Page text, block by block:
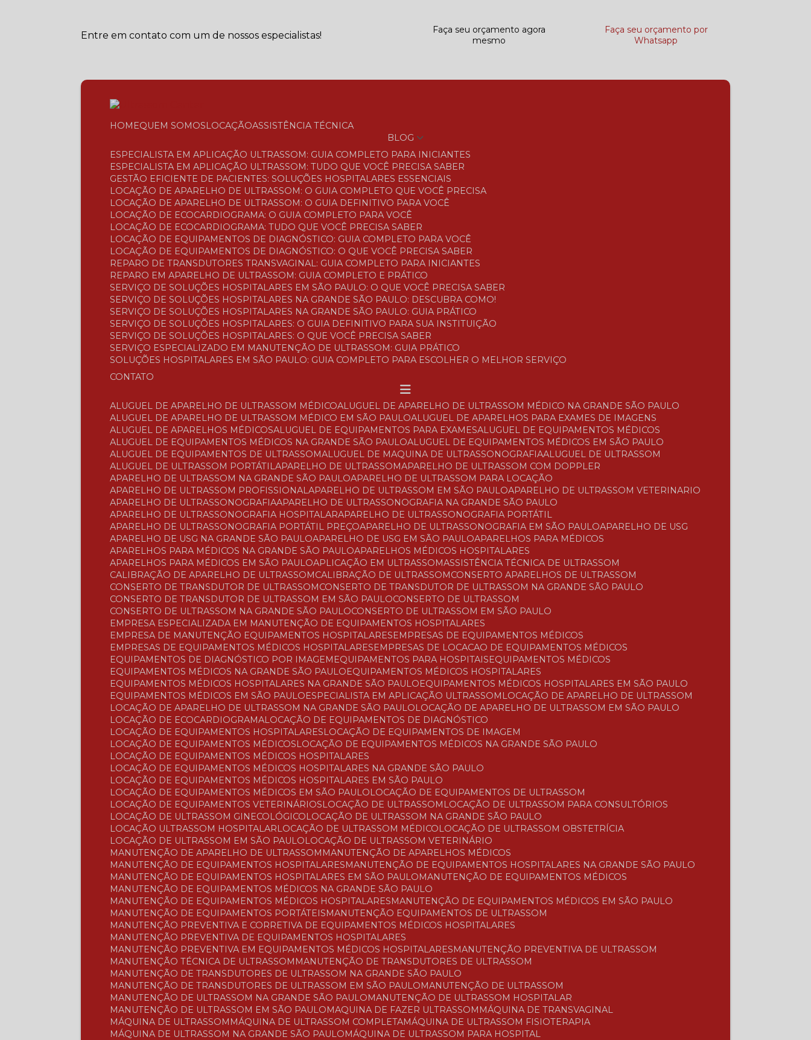
Entre em contato com um de nossos especialistas!
Faça seu orçamento agora
mesmo
Faça seu orçamento por
Whatsapp
HOME QUEM SOMOS LOCAÇÃO ASSISTÊNCIA TÉCNICA
BLOG
ESPECIALISTA EM APLICAÇÃO ULTRASSOM: GUIA COMPLETO PARA INICIANTES
ESPECIALISTA EM APLICAÇÃO ULTRASSOM: TUDO QUE VOCÊ PRECISA SABER
GESTÃO EFICIENTE DE PACIENTES: SOLUÇÕES HOSPITALARES ESSENCIAIS
LOCAÇÃO DE APARELHO DE ULTRASSOM: O GUIA COMPLETO QUE VOCÊ PRECISA
LOCAÇÃO DE APARELHO DE ULTRASSOM: O GUIA DEFINITIVO PARA VOCÊ
LOCAÇÃO DE ECOCARDIOGRAMA: O GUIA COMPLETO PARA VOCÊ
LOCAÇÃO DE ECOCARDIOGRAMA: TUDO QUE VOCÊ PRECISA SABER
LOCAÇÃO DE EQUIPAMENTOS DE DIAGNÓSTICO: GUIA COMPLETO PARA VOCÊ
LOCAÇÃO DE EQUIPAMENTOS DE DIAGNÓSTICO: O QUE VOCÊ PRECISA SABER
REPARO DE TRANSDUTORES TRANSVAGINAL: GUIA COMPLETO PARA INICIANTES
REPARO EM APARELHO DE ULTRASSOM: GUIA COMPLETO E PRÁTICO
SERVIÇO DE SOLUÇÕES HOSPITALARES EM SÃO PAULO: O QUE VOCÊ PRECISA SABER
SERVIÇO DE SOLUÇÕES HOSPITALARES NA GRANDE SÃO PAULO: DESCUBRA COMO!
SERVIÇO DE SOLUÇÕES HOSPITALARES NA GRANDE SÃO PAULO: GUIA PRÁTICO
SERVIÇO DE SOLUÇÕES HOSPITALARES: O GUIA DEFINITIVO PARA SUA INSTITUIÇÃO
SERVIÇO DE SOLUÇÕES HOSPITALARES: O QUE VOCÊ PRECISA SABER
SERVIÇO ESPECIALIZADO EM MANUTENÇÃO DE ULTRASSOM: GUIA PRÁTICO
SOLUÇÕES HOSPITALARES EM SÃO PAULO: GUIA COMPLETO PARA ESCOLHER O MELHOR SERVIÇO
CONTATO
ALUGUEL DE APARELHO DE ULTRASSOM MÉDICO
ALUGUEL DE APARELHO DE ULTRASSOM MÉDICO NA GRANDE SÃO PAULO
ALUGUEL DE APARELHO DE ULTRASSOM MÉDICO EM SÃO PAULO
ALUGUEL DE APARELHOS PARA EXAMES DE IMAGENS
ALUGUEL DE APARELHOS MÉDICOS
ALUGUEL DE EQUIPAMENTOS PARA EXAMES
ALUGUEL DE EQUIPAMENTOS MÉDICOS
ALUGUEL DE EQUIPAMENTOS MÉDICOS NA GRANDE SÃO PAULO
ALUGUEL DE EQUIPAMENTOS MÉDICOS EM SÃO PAULO
ALUGUEL DE EQUIPAMENTOS DE ULTRASSOM
ALUGUEL DE MAQUINA DE ULTRASSONOGRAFIA
ALUGUEL DE ULTRASSOM
ALUGUEL DE ULTRASSOM PORTÁTIL
APARELHO DE ULTRASSOM
APARELHO DE ULTRASSOM COM DOPPLER
APARELHO DE ULTRASSOM NA GRANDE SÃO PAULO
APARELHO DE ULTRASSOM PARA LOCAÇÃO
APARELHO DE ULTRASSOM PROFISSIONAL
APARELHO DE ULTRASSOM EM SÃO PAULO
APARELHO DE ULTRASSOM VETERINARIO
APARELHO DE ULTRASSONOGRAFIA
APARELHO DE ULTRASSONOGRAFIA NA GRANDE SÃO PAULO
APARELHO DE ULTRASSONOGRAFIA HOSPITALAR
APARELHO DE ULTRASSONOGRAFIA PORTÁTIL
APARELHO DE ULTRASSONOGRAFIA PORTÁTIL PREÇO
APARELHO DE ULTRASSONOGRAFIA EM SÃO PAULO
APARELHO DE USG
APARELHO DE USG NA GRANDE SÃO PAULO
APARELHO DE USG EM SÃO PAULO
APARELHOS PARA MÉDICOS
APARELHOS PARA MÉDICOS NA GRANDE SÃO PAULO
APARELHOS MÉDICOS HOSPITALARES
APARELHOS PARA MÉDICOS EM SÃO PAULO
APLICAÇÃO EM ULTRASSOM ASSISTÊNCIA TÉCNICA DE ULTRASSOM
CALIBRAÇÃO DE APARELHO DE ULTRASSOM
CALIBRAÇÃO DE ULTRASSOM
CONSERTO APARELHOS DE ULTRASSOM
CONSERTO DE TRANSDUTOR DE ULTRASSOM
CONSERTO DE TRANSDUTOR DE ULTRASSOM NA GRANDE SÃO PAULO
CONSERTO DE TRANSDUTOR DE ULTRASSOM EM SÃO PAULO CONSERTO DE ULTRASSOM
CONSERTO DE ULTRASSOM NA GRANDE SÃO PAULO CONSERTO DE ULTRASSOM EM SÃO PAULO
EMPRESA ESPECIALIZADA EM MANUTENÇÃO DE EQUIPAMENTOS HOSPITALARES
EMPRESA DE MANUTENÇÃO EQUIPAMENTOS HOSPITALARES
EMPRESAS DE EQUIPAMENTOS MÉDICOS
EMPRESAS DE EQUIPAMENTOS MÉDICOS HOSPITALARES
EMPRESAS DE LOCACAO DE EQUIPAMENTOS MÉDICOS
EQUIPAMENTOS DE DIAGNÓSTICO POR IMAGEM
EQUIPAMENTOS PARA HOSPITAIS
EQUIPAMENTOS MÉDICOS
EQUIPAMENTOS MÉDICOS NA GRANDE SÃO PAULO
EQUIPAMENTOS MÉDICOS HOSPITALARES
EQUIPAMENTOS MÉDICOS HOSPITALARES NA GRANDE SÃO PAULO
EQUIPAMENTOS MÉDICOS HOSPITALARES EM SÃO PAULO
EQUIPAMENTOS MÉDICOS EM SÃO PAULO
ESPECIALISTA EM APLICAÇÃO ULTRASSOM
LOCAÇÃO DE APARELHO DE ULTRASSOM
LOCAÇÃO DE APARELHO DE ULTRASSOM NA GRANDE SÃO PAULO
LOCAÇÃO DE APARELHO DE ULTRASSOM EM SÃO PAULO
LOCAÇÃO DE ECOCARDIOGRAMA LOCAÇÃO DE EQUIPAMENTOS DE DIAGNÓSTICO
LOCAÇÃO DE EQUIPAMENTOS HOSPITALARES
LOCAÇÃO DE EQUIPAMENTOS DE IMAGEM
LOCAÇÃO DE EQUIPAMENTOS MÉDICOS
LOCAÇÃO DE EQUIPAMENTOS MÉDICOS NA GRANDE SÃO PAULO
LOCAÇÃO DE EQUIPAMENTOS MÉDICOS HOSPITALARES
LOCAÇÃO DE EQUIPAMENTOS MÉDICOS HOSPITALARES NA GRANDE SÃO PAULO
LOCAÇÃO DE EQUIPAMENTOS MÉDICOS HOSPITALARES EM SÃO PAULO
LOCAÇÃO DE EQUIPAMENTOS MÉDICOS EM SÃO PAULO
LOCAÇÃO DE EQUIPAMENTOS DE ULTRASSOM
LOCAÇÃO DE EQUIPAMENTOS VETERINÁRIOS
LOCAÇÃO DE ULTRASSOM
LOCAÇÃO DE ULTRASSOM PARA CONSULTÓRIOS
LOCAÇÃO DE ULTRASSOM GINECOLÓGICO
LOCAÇÃO DE ULTRASSOM NA GRANDE SÃO PAULO
LOCAÇÃO ULTRASSOM HOSPITALAR
LOCAÇÃO DE ULTRASSOM MÉDICO
LOCAÇÃO DE ULTRASSOM OBSTETRÍCIA
LOCAÇÃO DE ULTRASSOM EM SÃO PAULO
LOCAÇÃO DE ULTRASSOM VETERINÁRIO
MANUTENÇÃO DE APARELHO DE ULTRASSOM
MANUTENÇÃO DE APARELHOS MÉDICOS
MANUTENÇÃO DE EQUIPAMENTOS HOSPITALARES
MANUTENÇÃO DE EQUIPAMENTOS HOSPITALARES NA GRANDE SÃO PAULO
MANUTENÇÃO DE EQUIPAMENTOS HOSPITALARES EM SÃO PAULO
MANUTENÇÃO DE EQUIPAMENTOS MÉDICOS
MANUTENÇÃO DE EQUIPAMENTOS MÉDICOS NA GRANDE SÃO PAULO
MANUTENÇÃO DE EQUIPAMENTOS MÉDICOS HOSPITALARES
MANUTENÇÃO DE EQUIPAMENTOS MÉDICOS EM SÃO PAULO
MANUTENÇÃO DE EQUIPAMENTOS PORTÁTEIS
MANUTENÇÃO EQUIPAMENTOS DE ULTRASSOM
MANUTENÇÃO PREVENTIVA E CORRETIVA DE EQUIPAMENTOS MÉDICOS HOSPITALARES
MANUTENÇÃO PREVENTIVA DE EQUIPAMENTOS HOSPITALARES
MANUTENÇÃO PREVENTIVA EM EQUIPAMENTOS MÉDICOS HOSPITALARES
MANUTENÇÃO PREVENTIVA DE ULTRASSOM
MANUTENÇÃO TÉCNICA DE ULTRASSOM
MANUTENÇÃO DE TRANSDUTORES DE ULTRASSOM
MANUTENÇÃO DE TRANSDUTORES DE ULTRASSOM NA GRANDE SÃO PAULO
MANUTENÇÃO DE TRANSDUTORES DE ULTRASSOM EM SÃO PAULO
MANUTENÇÃO DE ULTRASSOM
MANUTENÇÃO DE ULTRASSOM NA GRANDE SÃO PAULO
MANUTENÇÃO DE ULTRASSOM HOSPITALAR
MANUTENÇÃO DE ULTRASSOM EM SÃO PAULO
MAQUINA DE FAZER ULTRASSOM
MÁQUINA DE TRANSVAGINAL
MÁQUINA DE ULTRASSOM
MÁQUINA DE ULTRASSOM COMPLETA
MÁQUINA DE ULTRASSOM FISIOTERAPIA
MÁQUINA DE ULTRASSOM NA GRANDE SÃO PAULO
MÁQUINA DE ULTRASSOM PARA HOSPITAL